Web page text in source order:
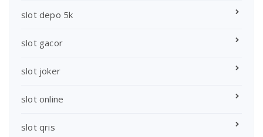
slot depo 5k
slot gacor
slot joker
slot online
slot qris